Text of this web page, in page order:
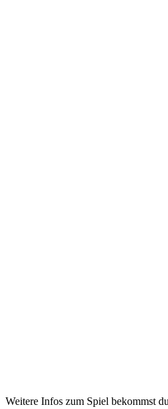
Weitere Infos zum Spiel bekommst